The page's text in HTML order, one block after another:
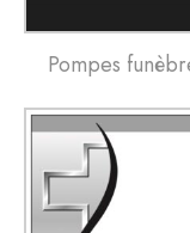
Pompes